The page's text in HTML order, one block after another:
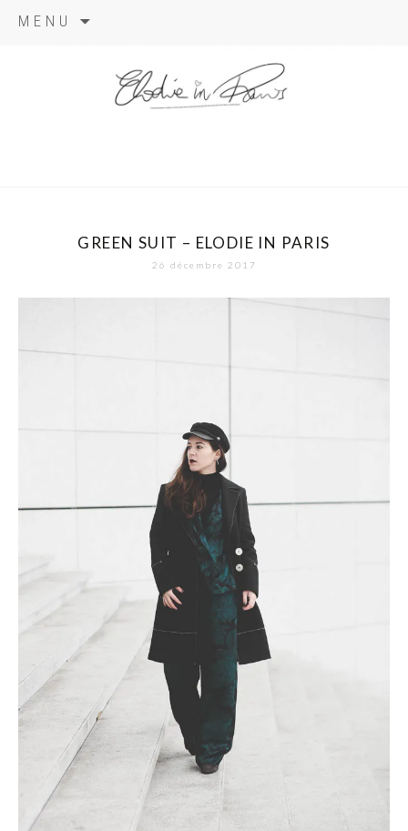
MENU
GREEN SUIT – ELODIE IN PARIS
26 décembre 2017